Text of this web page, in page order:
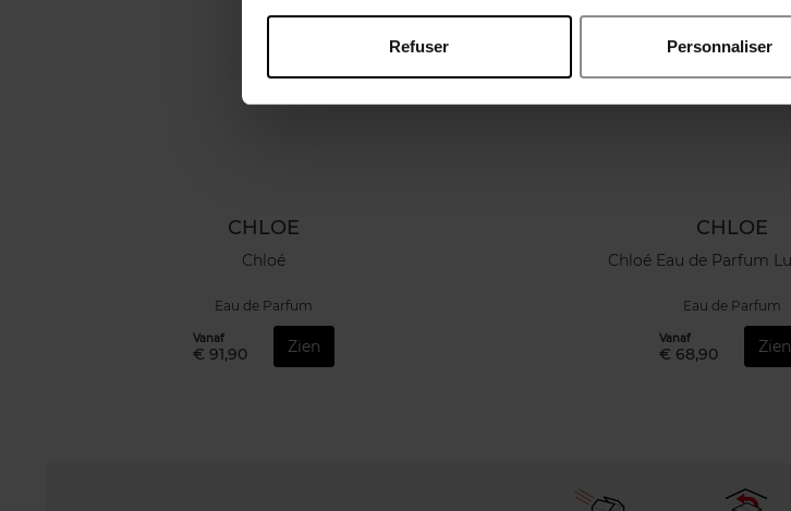
Refuser Personnaliser
CHLOE
Chloé
Eau de Parfum
Vanaf
€ 91,90 Zien
CHLOE
Chloé Eau de Parfum
Eau de Parfum
Vanaf
€ 68,90 Zien